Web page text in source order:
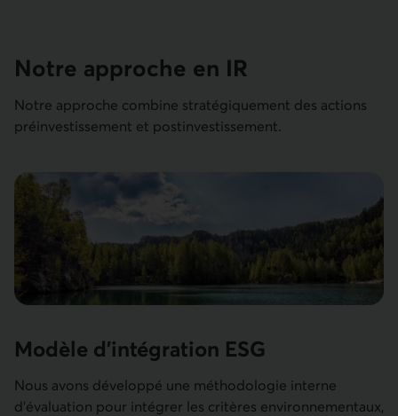
Notre approche en IR
Notre approche combine stratégiquement des actions
préinvestissement et postinvestissement.
Modèle d’intégration ESG
Nous avons développé une méthodologie interne
d’évaluation pour intégrer les critères environnementaux,